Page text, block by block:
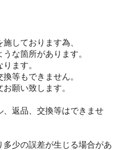
しております為、
な箇所があります。
ます。
等もできません。
願い致します。
返品、交換等はできませ
少の誤差が生じる場合があ